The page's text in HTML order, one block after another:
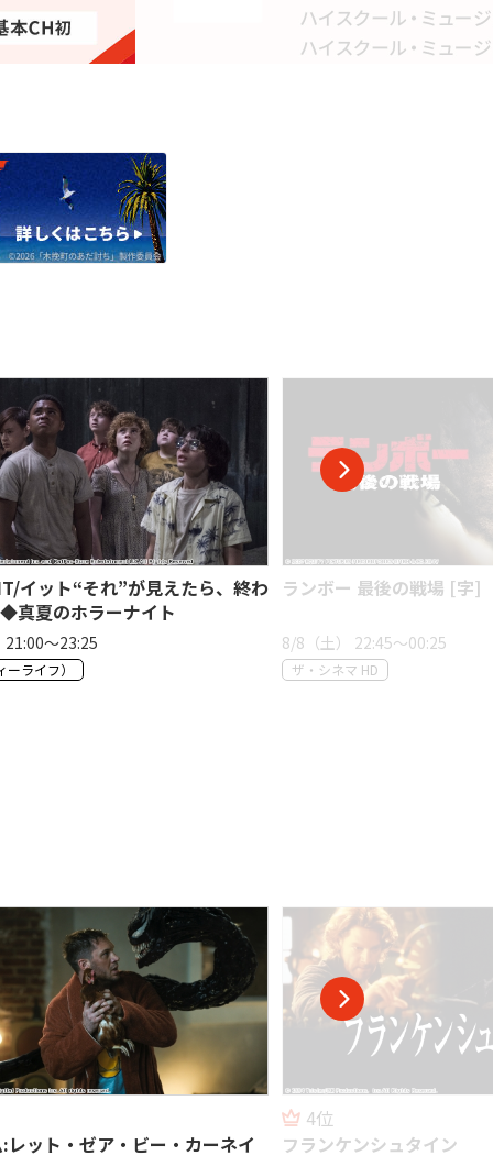
最後の戦場 [字]
22:45〜00:25
HD
[初][映]フライトナイト/
8/8（土） 23:25〜01:20
Dlife（ディーライフ）
シュタイン
5位
ダメージ シーズン2